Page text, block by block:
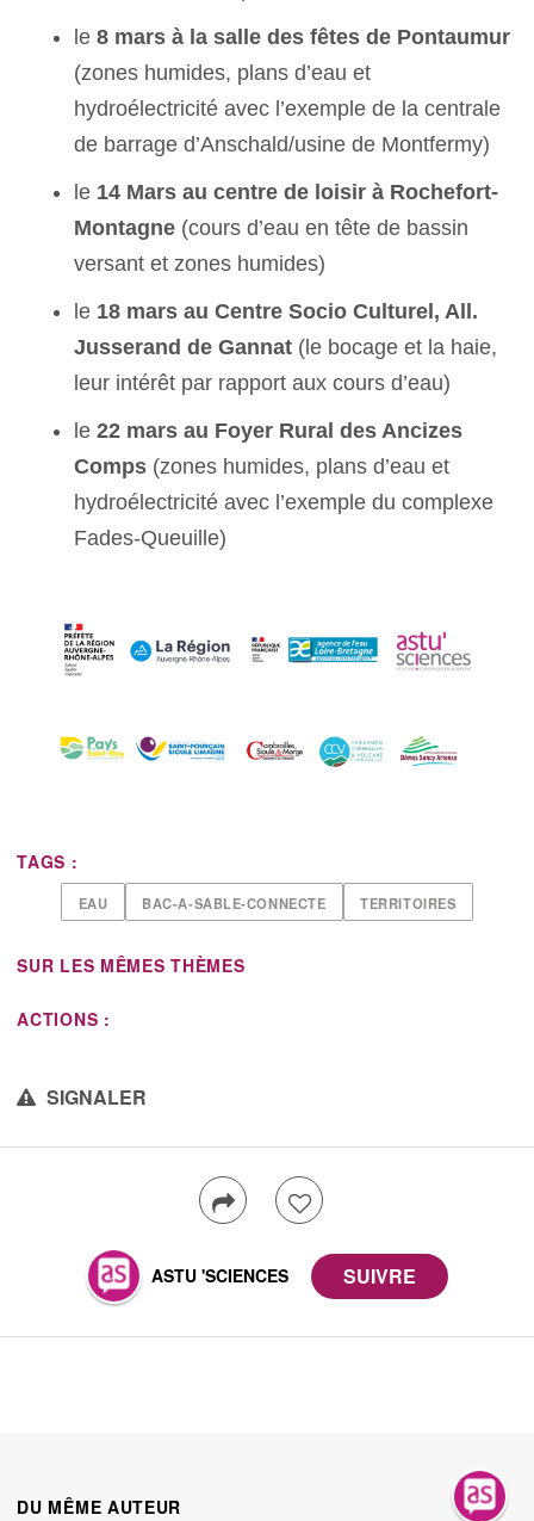
le8 mars à la salle des fêtes de Pontaumur
(zones humides, plans d’eau et
hydroélectricité avec l’exemple de la centrale
de barrage d’Anschald/usine de Montfermy)
le 14 Mars au centre de loisir à Rochefort-
Montagne (cours d’eau en tête de bassin
versant et zones humides)
le 18 mars au Centre Socio Culturel, All.
Jusserand de Gannat (le bocage et la haie,
leur intérêt par rapport aux cours d’eau)
le22 mars au Foyer Rural des Ancizes
Comps (zones humides, plans d’eau et
hydroélectricité avec l’exemple du complexe
Fades-Queuille)
TAGS :
EAU BAC-A-SABLE-CONNECTE TERRITOIRES
SUR LES MÊMES THÈMES
ACTIONS :
SIGNALER
ASTU 'SCIENCES
DU MÊME AUTEUR